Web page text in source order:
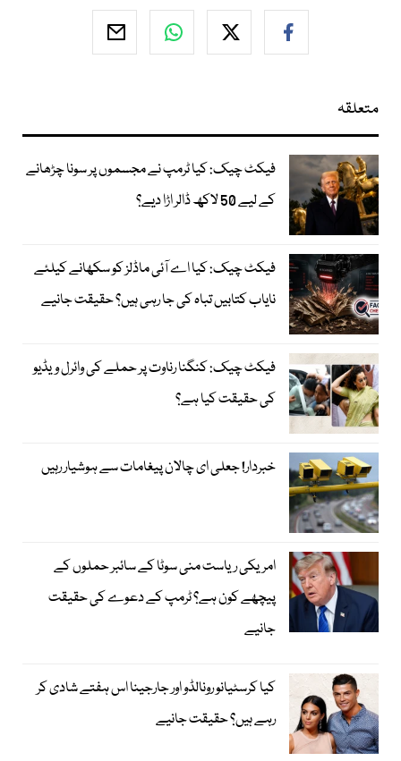
متعلقہ
فیکٹ چیک: کیا ٹرمپ نے مجسموں پر سونا چڑھانے
کے لیے 50 لاکھ ڈالر اڑا دیے؟
فیکٹ چیک: کیا اے آئی ماڈلز کو سکھانے کیلئے
نایاب کتابیں تباہ کی جا رہی ہیں؟ حقیقت جانیے
فیکٹ چیک: کنگنا رناوت پر حملے کی وائرل ویڈیو
کی حقیقت کیا ہے؟
خبردار! جعلی ای چالان پیغامات سے ہوشیار رہیں
امریکی ریاست منی سوٹا کے سائبر حملوں کے
پیچھے کون ہے؟ ٹرمپ کے دعوے کی حقیقت
جانیے
کیا کرسٹیانو رونالڈو اور جارجینا اس ہفتے شادی کر
رہے ہیں؟ حقیقت جانیے